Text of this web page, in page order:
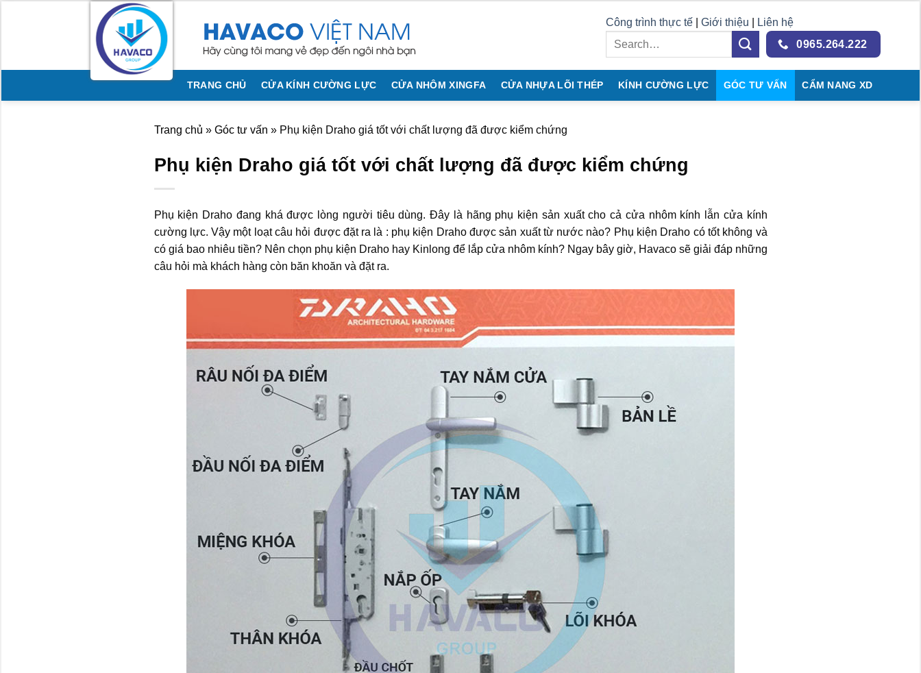
Công trình thực tế| Giới thiệu
Liên hệ
0965.264.222
TRANG CHỦ CỬA KÍNH CƯỜNG LỰC CỬA NHÔM XINGFA CỬA NHỰA LÕI THÉP KÍNH CƯỜNG LỰC GÓC TƯ VẤN CẨM NANG XD
Trang chủ » Góc tư vấn » Phụ kiện Draho giá tốt với chất lượng đã được kiểm chứng
Phụ kiện Draho giá tốt với chất lượng đã được kiểm chứng
Phụ kiện Draho đang khá được lòng người tiêu dùng. Đây là hãng phụ kiện sản xuất cho cả cửa nhôm kính lẫn cửa kính
cường lực. Vậy một loạt câu hỏi được đặt ra là : phụ kiện Draho được sản xuất từ nước nào? Phụ kiện Draho có tốt không và
có giá bao nhiêu tiền? Nên chọn phụ kiện Draho hay Kinlong để lắp cửa nhôm kính? Ngay bây giờ, Havaco sẽ giải đáp những
câu hỏi mà khách hàng còn băn khoăn và đặt ra.